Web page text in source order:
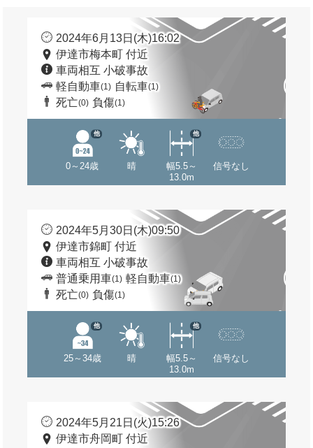
2024年6月13日(木)16:02
伊達市梅本町 付近
車両相互 小破事故
軽自動車(1) 自転車(1)
死亡(0) 負傷(1)
0～24歳
他
晴
幅5.5～
13.0m
他
信号なし
2024年5月30日(木)09:50
伊達市錦町 付近
車両相互 小破事故
普通乗用車(1) 軽自動車(1)
死亡(0) 負傷(1)
25～34歳
他
晴
幅5.5～
13.0m
他
信号なし
2024年5月21日(火)15:26
伊達市舟岡町 付近